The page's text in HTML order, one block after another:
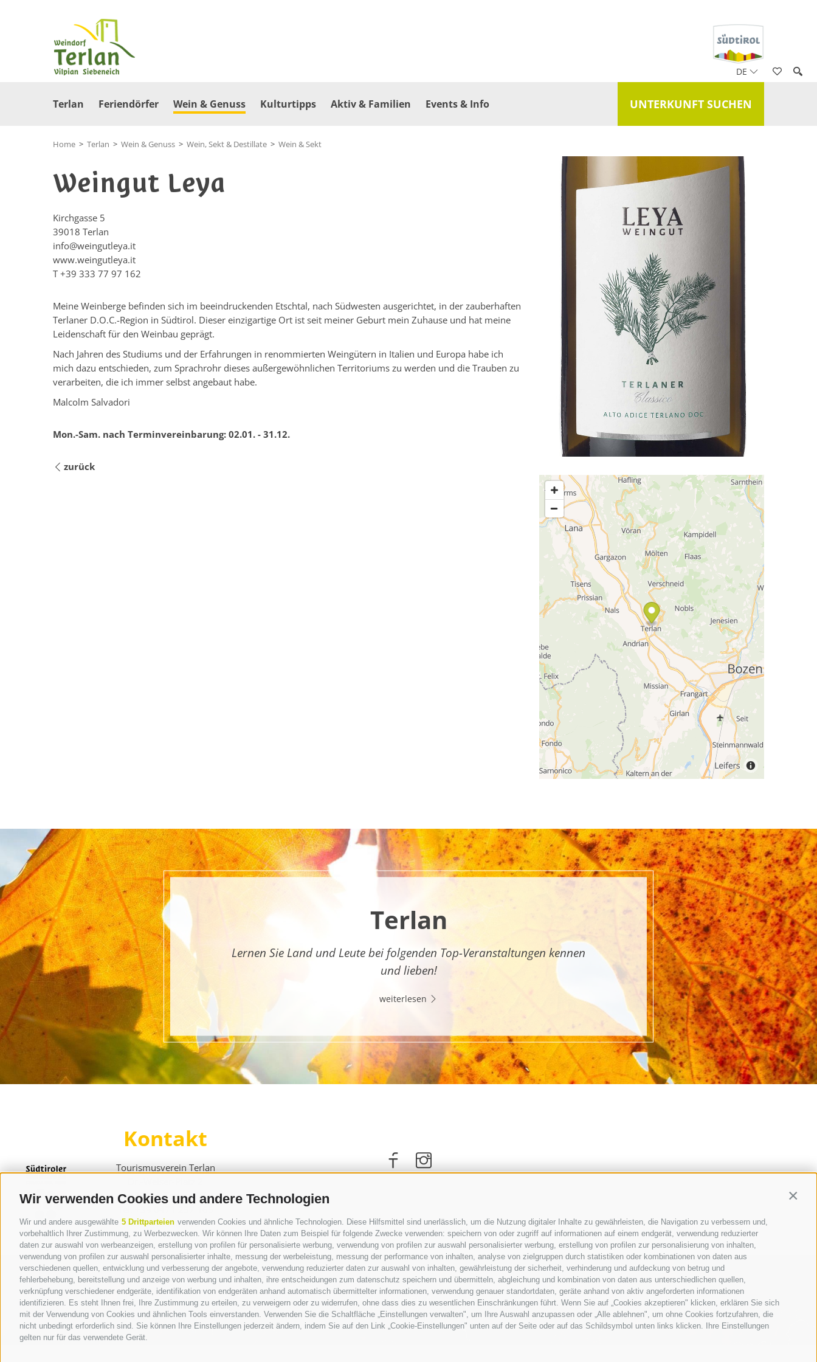
Wir verwenden Cookies und andere Technologien
Wir und andere ausgewählte 5 Drittparteien verwenden Cookies und ähnliche Technologien. Diese Hilfsmittel sind unerlässlich, um die Nutzung digitaler Inhalte zu gewährleisten, die Navigation zu verbessern und,
vorbehaltlich Ihrer Zustimmung, zu Werbezwecken. Wir können Ihre Daten zum Beispiel für folgende Zwecke verwenden: speichern von oder zugriff auf informationen auf einem endgerät, verwendung reduzierter
daten zur auswahl von werbeanzeigen, erstellung von profilen für personalisierte werbung, verwendung von profilen zur auswahl personalisierter werbung, erstellung von profilen zur personalisierung von inhalten,
verwendung von profilen zur auswahl personalisierter inhalte, messung der werbeleistung, messung der performance von inhalten, analyse von zielgruppen durch statistiken oder kombinationen von daten aus
verschiedenen quellen, entwicklung und verbesserung der angebote, verwendung reduzierter daten zur auswahl von inhalten, gewährleistung der sicherheit, verhinderung und aufdeckung von betrug und
fehlerbehebung, bereitstellung und anzeige von werbung und inhalten, ihre entscheidungen zum datenschutz speichern und übermitteln, abgleichung und kombination von daten aus unterschiedlichen quellen,
verknüpfung verschiedener endgeräte, identifikation von endgeräten anhand automatisch übermittelter informationen, verwendung genauer standortdaten, geräte anhand von aktiv angeforderten informationen
identifizieren. Es steht Ihnen frei, Ihre Zustimmung zu erteilen, zu verweigern oder zu widerrufen, ohne dass dies zu wesentlichen Einschränkungen führt. Wenn Sie auf „Cookies akzeptieren" klicken, erklären Sie sich
mit der Verwendung von Cookies und ähnlichen Tools einverstanden. Verwenden Sie die Schaltfläche „Einstellungen verwalten", um Ihre Auswahl anzupassen oder „Alle ablehnen", um ohne Cookies fortzufahren, die
nicht unbedingt erforderlich sind. Sie können Ihre Einstellungen jederzeit ändern, indem Sie auf den Link „Cookie-Einstellungen" unten auf der Seite oder auf das Schildsymbol unten links klicken. Ihre Einstellungen
gelten nur für das verwendete Gerät.
DE
UNTERKUNFT SUCHEN
Terlan Feriendörfer Wein & Genuss Kulturtipps Aktiv & Familien Events & Info
Home > Terlan > Wein & Genuss > Wein, Sekt & Destillate > Wein & Sekt
Weingut Leya
Kirchgasse 5
39018 Terlan
info@weingutleya.it
www.weingutleya.it
T +39 333 77 97 162
Meine Weinberge befinden sich im beeindruckenden Etschtal, nach Südwesten ausgerichtet, in der zauberhaften
Terlaner D.O.C.-Region in Südtirol. Dieser einzigartige Ort ist seit meiner Geburt mein Zuhause und hat meine
Leidenschaft für den Weinbau geprägt.
Nach Jahren des Studiums und der Erfahrungen in renommierten Weingütern in Italien und Europa habe ich
mich dazu entschieden, zum Sprachrohr dieses außergewöhnlichen Territoriums zu werden und die Trauben zu
verarbeiten, die ich immer selbst angebaut habe.
Malcolm Salvadori
Mon.-Sam. nach Terminvereinbarung: 02.01. - 31.12.
zurück
Terlan
Lernen Sie Land und Leute bei folgenden Top-Veranstaltungen kennen
und lieben!
weiterlesen
Kontakt
Tourismusverein Terlan
I - 39018 Terlan BZ
info@terlan.info
ANREISE